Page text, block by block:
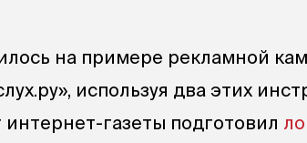
на примере рекламной
используя два этих
газеты подготовил